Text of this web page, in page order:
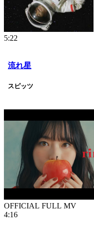
5:22
流れ星
スピッツ
OFFICIAL FULL MV
4:16